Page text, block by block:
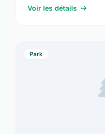
play. It is a great
Voir les détails
Park